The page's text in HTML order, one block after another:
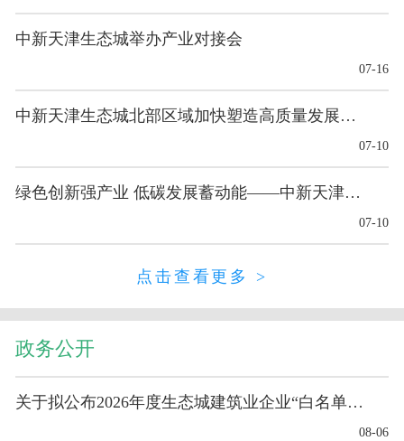
中新天津生态城举办产业对接会
07-16
中新天津生态城北部区域加快塑造高质量发展新优势
07-10
绿色创新强产业 低碳发展蓄动能——中新天津生态城塑造高质量发展新优势
07-10
点击查看更多 >
政务公开
关于拟公布2026年度生态城建筑业企业“白名单”的公示
08-06